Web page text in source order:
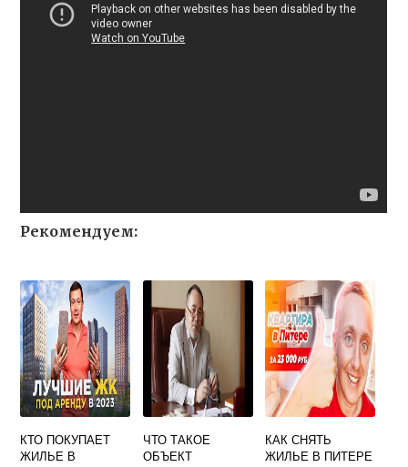
Рекомендуем:
КТО ПОКУПАЕТ
ЖИЛЬЕ В
ЧТО ТАКОЕ
ОБЪЕКТ
КАК СНЯТЬ
ЖИЛЬЕ В ПИТЕРЕ